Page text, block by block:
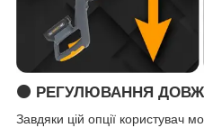
🟠 РЕГУЛЮВАННЯ
Завдяки цій опції користувач